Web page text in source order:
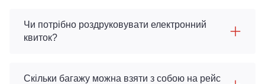
Чи потрібно роздруковувати електронний
квиток?
Скільки багажу можна взяти з собою на рейс